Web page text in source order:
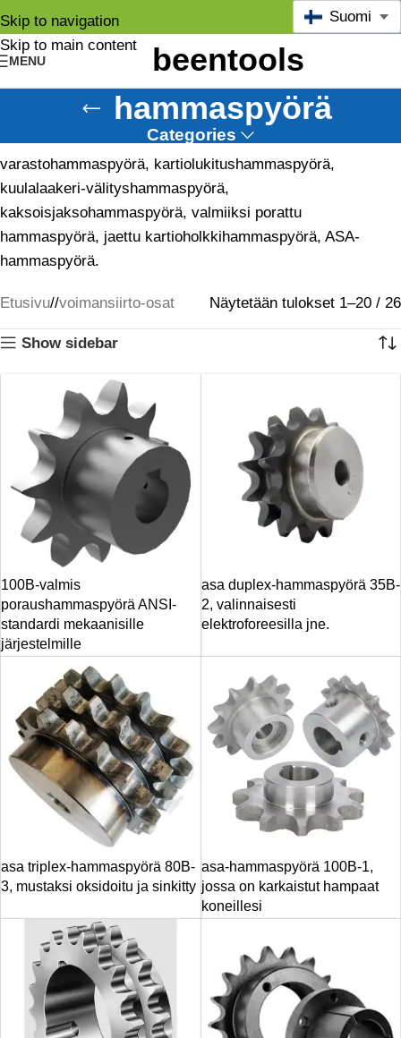
Skip to navigation
Skip to main content
MENU
Suomi
hammaspyörä
Categories
varastohammaspyörä, kartiolukitushammaspyörä,
kuulalaakeri-välityshammaspyörä,
kaksoisjaksohammaspyörä, valmiiksi porattu
hammaspyörä, jaettu kartioholkkihammaspyörä, ASA-
hammaspyörä.
Etusivu/ voimansiirto-osat Näytetään tulokset 1–20 / 26
Show sidebar
100B-valmis
poraushammaspyörä ANSI-
standardi mekaanisille
järjestelmille
asa duplex-hammaspyörä 35B-
2, valinnaisesti
elektroforeesilla jne.
asa triplex-hammaspyörä 80B-
3, mustaksi oksidoitu ja sinkitty
asa-hammaspyörä 100B-1,
jossa on karkaistut hampaat
koneillesi